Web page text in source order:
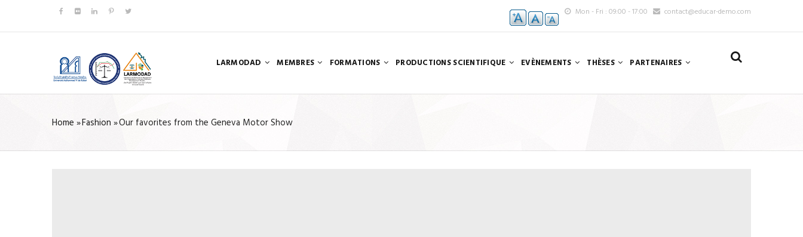
Mon - Fri : 09:00 - 17:00 contact@educar-demo.com
NAVIGATION
LARMODAD MEMBRES FORMATIONS PRODUCTIONS SCIENTIFIQUE EVÈNEMENTS THÈSES PARTENAIRES
BREADCRUMB
Home »Fashion »Our favorites from the Geneva Motor Show